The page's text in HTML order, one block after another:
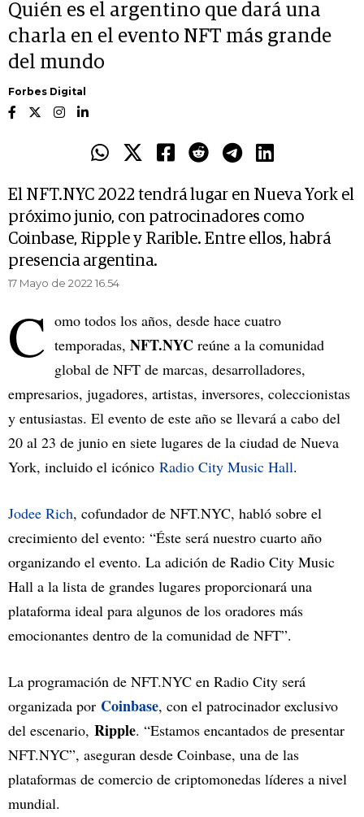
Quién es el argentino que dará una
charla en el evento NFT más grande
del mundo
Forbes Digital
El NFT.NYC 2022 tendrá lugar en Nueva York el
próximo junio, con patrocinadores como
Coinbase, Ripple y Rarible. Entre ellos, habrá
presencia argentina.
17 Mayo de 2022 16.54
C omo todos los años, desde hace cuatro
temporadas, NFT.NYC reúne a la comunidad
global de NFT de marcas, desarrolladores,
empresarios, jugadores, artistas, inversores, coleccionistas
y entusiastas. El evento de este año se llevará a cabo del
20 al 23 de junio en siete lugares de la ciudad de Nueva
York, incluido el icónico Radio City Music Hall.
Jodee Rich, cofundador de NFT.NYC, habló sobre el
crecimiento del evento: “Éste será nuestro cuarto año
organizando el evento. La adición de Radio City Music
Hall a la lista de grandes lugares proporcionará una
plataforma ideal para algunos de los oradores más
emocionantes dentro de la comunidad de NFT”.
La programación de NFT.NYC en Radio City será
organizada por Coinbase, con el patrocinador exclusivo
del escenario, Ripple. “Estamos encantados de presentar
NFT.NYC”, aseguran desde Coinbase, una de las
plataformas de comercio de criptomonedas líderes a nivel
mundial.